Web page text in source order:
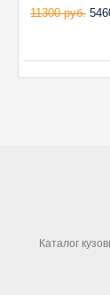
11300 руб.
Каталог